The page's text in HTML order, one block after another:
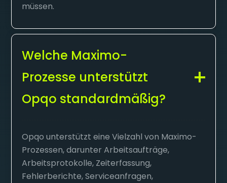
müssen.
Welche Maximo-
Prozesse unterstützt
Opqo standardmäßig?
Opqo unterstützt eine Vielzahl von Maximo-
Prozessen, darunter Arbeitsaufträge,
Arbeitsprotokolle, Zeiterfassung,
Fehlerberichte, Serviceanfragen,